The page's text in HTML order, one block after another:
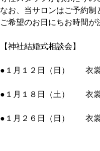
なお、当サロンはご予約制
ご希望のお日にちお時間が
【神社結婚式相談会】
●１月１２日（日） 衣
●１月１８日（土） 衣裳
●１月２６日（日） 衣